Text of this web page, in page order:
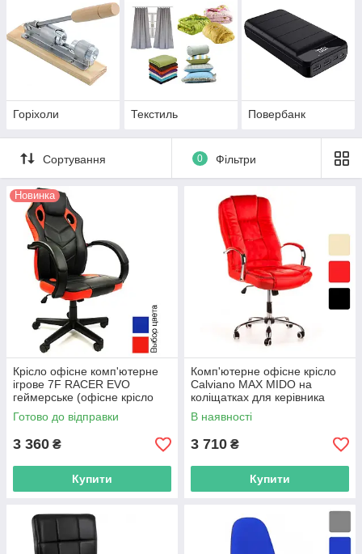
Горіхоли Текстиль Повербанк
Сортування 0 Фільтри
Новинка
Крісло офісне комп'ютерне
ігрове 7F RACER EVO
геймерське (офісне крісло
комп'ютерній ютерне
геймерське) R_3525
Готово до відправки
3 360 ₴
Купити
Комп'ютерне офісне крісло
Calviano MAX MIDO на
коліщатках для керівника
Червоний R_0816
В наявності
3 710 ₴
Купити